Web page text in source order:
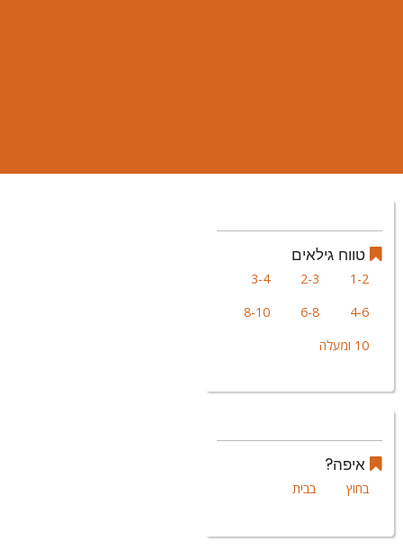
טווח גילאים
1-2
2-3
3-4
4-6
6-8
8-10
10 ומעלה
איפה?
בחוץ בבית